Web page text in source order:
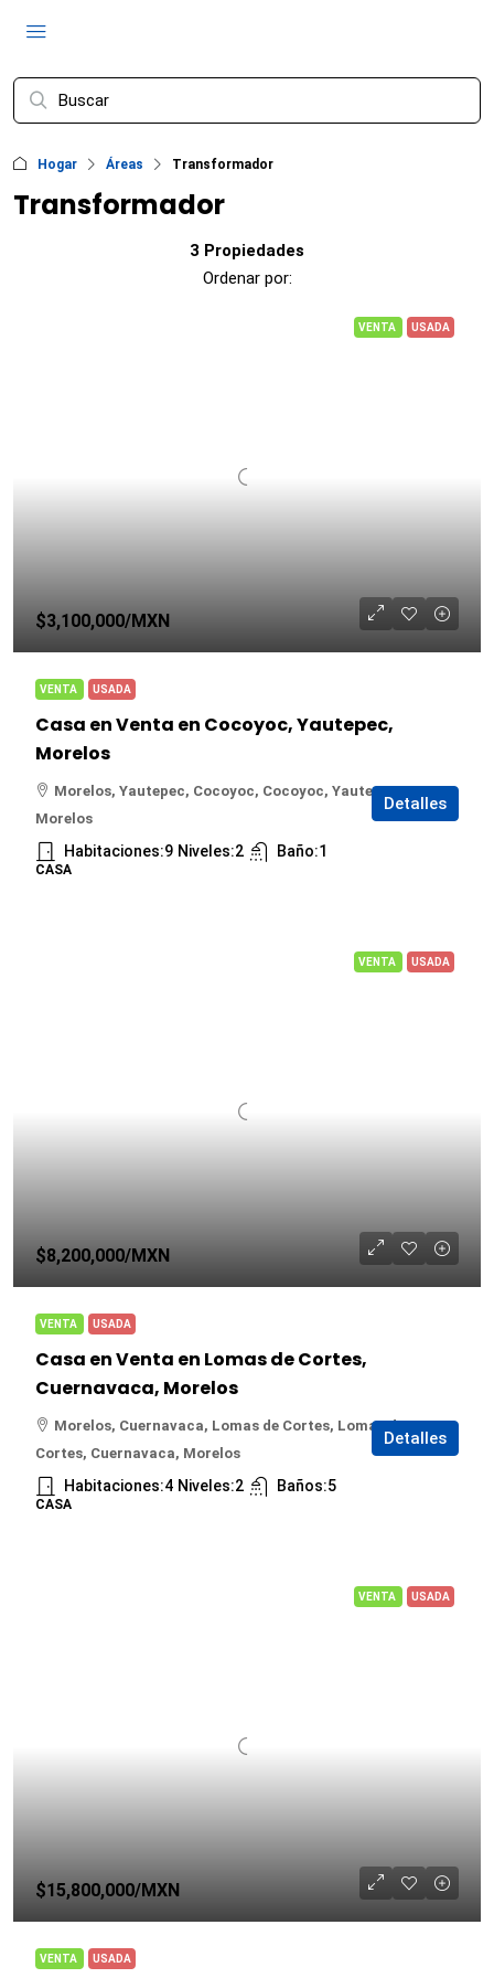
Hogar Áreas Transformador
Transformador
3 Propiedades
Ordenar por:
VENTA USADA
$3,100,000/MXN
VENTA USADA
Casa en Venta en Cocoyoc, Yautepec,
Morelos
Morelos, Yautepec, Cocoyoc, Cocoyoc, Yautepec,
Morelos
Habitaciones:9 Niveles:2 Baño:1
CASA
Detalles
VENTA USADA
$8,200,000/MXN
VENTA USADA
Casa en Venta en Lomas de Cortes,
Cuernavaca, Morelos
Morelos, Cuernavaca, Lomas de Cortes, Lomas de
Cortes, Cuernavaca, Morelos
Habitaciones:4 Niveles:2 Baños:5
CASA
Detalles
VENTA USADA
$15,800,000/MXN
VENTA USADA